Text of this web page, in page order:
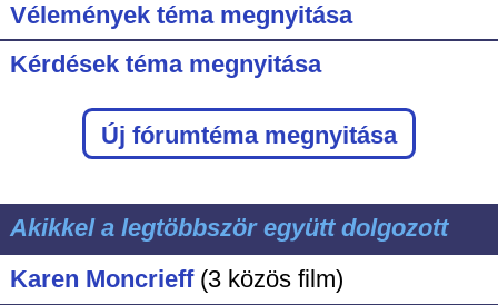
Vélemények téma megnyitása
Kérdések téma megnyitása
Új fórumtéma megnyitása
Akikkel a legtöbbször együtt dolgozott
Karen Moncrieff (3 közös film)